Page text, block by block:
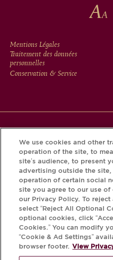
FOOTER
MENU
Mentions Légales
Traitement des données
personnelles
Conservation & Service
votre bouteille
L'ABUS D'ALCOOL
We use cookies and other
operation of the site, to
site’s audience, to present
advertising outside the
operation of certain social
site you agree to our use
our Privacy Policy. To
select “Reject All Optional
optional cookies, click
Cookies.” You can modify
“Cookie & Ad Settings”
browser footer. View